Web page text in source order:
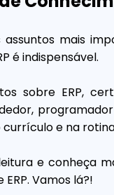
assuntos mais
é indispensável.
sobre ERP,
currículo e na
e conheça
Vamos lá?!